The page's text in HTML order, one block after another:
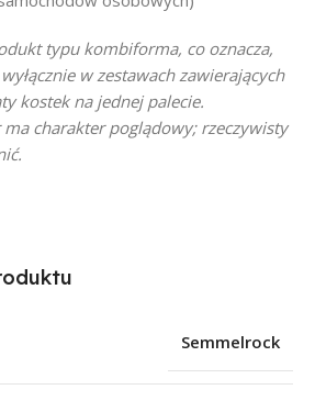
typu kombiforma, co oznacza,
w zestawach zawierających
kostek na jednej palecie.
charakter poglądowy; rzeczywisty
Semmelrock